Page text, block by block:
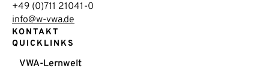
+49 (0)711 21041-0
info@w-vwa.de
KONTAKT
QUICKLINKS
VWA-Lernwelt